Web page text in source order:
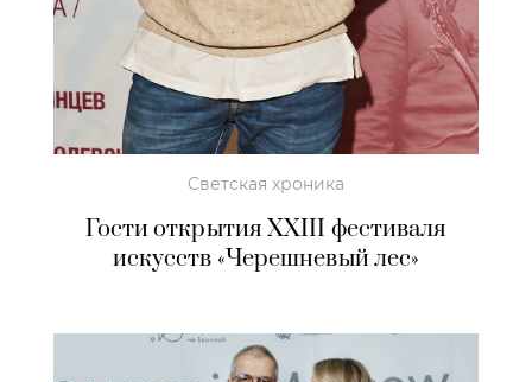
Светская хроника
Гости открытия XXIII фестиваля
искусств «Черешневый лес»